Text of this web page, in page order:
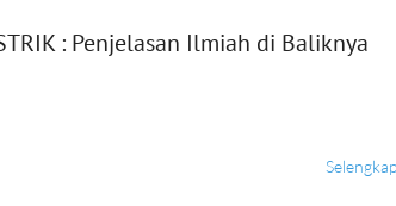
: Penjelasan Ilmiah di Baliknya